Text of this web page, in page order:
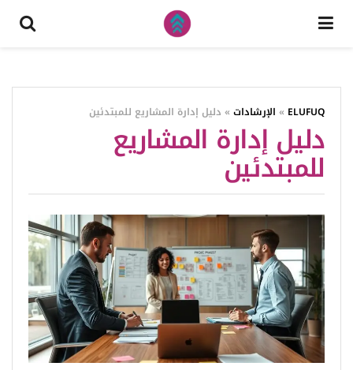
ELUFUQ
» الإرشادات » دليل إدارة المشاريع للمبتدئين
دليل إدارة المشاريع
للمبتدئين